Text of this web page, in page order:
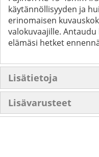
käytännöllisyyden ja
erinomaisen
valokuvaajille.
elämäsi hetket
Lisätietoja
Lisävarusteet